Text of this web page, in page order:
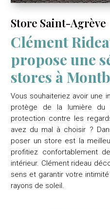
Store Saint-Agrève
Clément
propose une
stores à
Vous souhaiteriez avoir une
protège de la lumière
protection contre les
avez du mal à choisir ?
poser un store est la
profitiez confortablement
intérieur. Clément rideau
sens et garantir votre
rayons de soleil.